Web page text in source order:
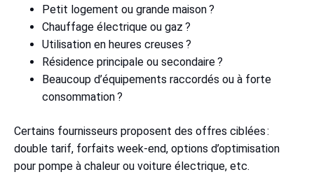
Petit logement ou grande maison ?
Chauffage électrique ou gaz ?
Utilisation en heures creuses ?
Résidence principale ou secondaire ?
Beaucoup d’équipements raccordés ou à forte
consommation ?
Certains fournisseurs proposent des offres ciblées :
double tarif, forfaits week-end, options d’optimisation
pour pompe à chaleur ou voiture électrique, etc.